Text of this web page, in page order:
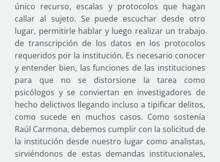
único recurso, escalas y protocolos que hagan
callar al sujeto. Se puede escuchar desde otro
lugar, permitirle hablar y luego realizar un trabajo
de transcripción de los datos en los protocolos
requeridos por la institución. Es necesario conocer
y entender bien, las funciones de las instituciones
para que no se distorsione la tarea como
psicólogos y se conviertan en investigadores de
hecho delictivos llegando incluso a tipificar delitos,
como sucede en muchos casos. Como sostenía
Raúl Carmona, debemos cumplir con la solicitud de
la institución desde nuestro lugar como analistas,
sirviéndonos de estas demandas institucionales,